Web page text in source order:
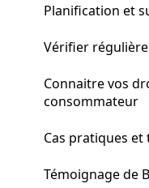
Planification et
Vérifier
Connaitre vos
consommateur
Cas pratiques
Témoignage de